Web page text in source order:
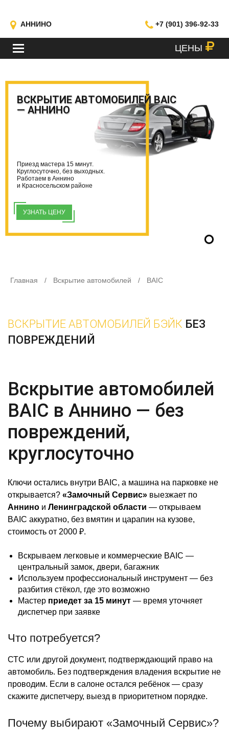
АННИНО +7 (901) 396-92-33
МЕНЮ ЦЕНЫ
ВСКРЫТИЕ АВТОМОБИЛЕЙ BAIC
— АННИНО
Приезд мастера 15 минут.
Круглосуточно, без выходных.
Работаем в Аннино
и Красносельском районе
УЗНАТЬ ЦЕНУ
Главная / Вскрытие автомобилей / BAIC
ВСКРЫТИЕ АВТОМОБИЛЕЙ БЭЙК БЕЗ
ПОВРЕЖДЕНИЙ
Вскрытие автомобилей
BAIC в Аннино — без
повреждений,
круглосуточно
Ключи остались внутри BAIC, а машина на парковке не
открывается? «Замочный Сервис» выезжает по
Аннино и Ленинградской области — открываем
BAIC аккуратно, без вмятин и царапин на кузове,
стоимость от 2000 ₽.
Вскрываем легковые и коммерческие BAIC —
центральный замок, двери, багажник
Используем профессиональный инструмент — без
разбития стёкол, где это возможно
Мастер приедет за 15 минут — время уточняет
диспетчер при заявке
Что потребуется?
СТС или другой документ, подтверждающий право на
автомобиль. Без подтверждения владения вскрытие не
проводим. Если в салоне остался ребёнок — сразу
скажите диспетчеру, выезд в приоритетном порядке.
Почему выбирают «Замочный Сервис»?